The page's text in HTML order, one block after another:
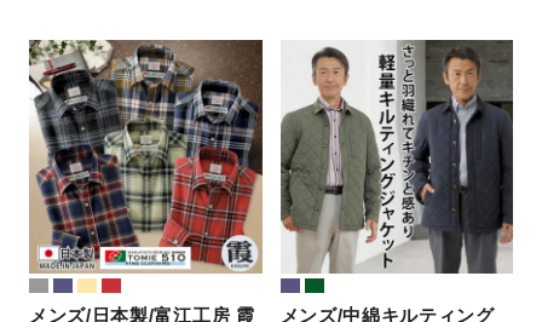
メンズ/日本製/富江工房 霞
メンズ/中綿キルティング